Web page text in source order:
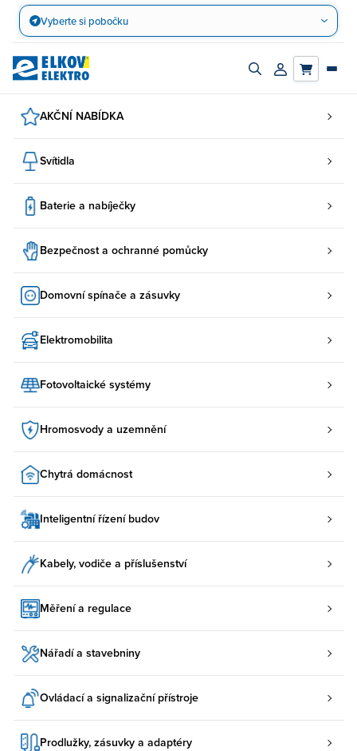
Přejít
obsah
Vyberte si pobočku
Zapnout/vypnout
Přihlásit/
AKČNÍ NABÍDKA
Svítidla
Baterie a nabíječky
Bezpečnost a ochranné pomůcky
Domovní spínače a zásuvky
Elektromobilita
Fotovoltaické systémy
Hromosvody a uzemnění
Chytrá domácnost
Inteligentní řízení budov
Kabely, vodiče a příslušenství
Měření a regulace
Nářadí a stavebniny
Ovládací a signalizační přístroje
Prodlužky, zásuvky a adaptéry